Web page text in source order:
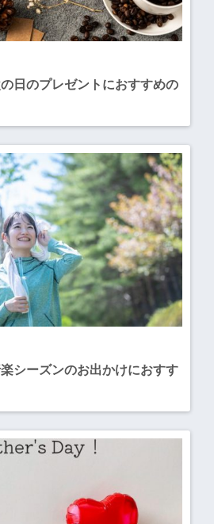
日のプレゼントにおすすめの
シーズンのお出かけにおすす